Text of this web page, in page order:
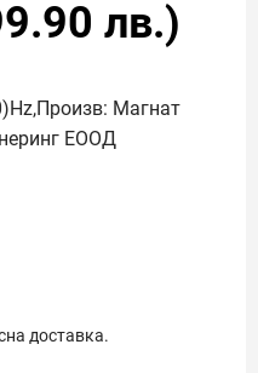
лв.)
Магнат
ЕООД
доставка.